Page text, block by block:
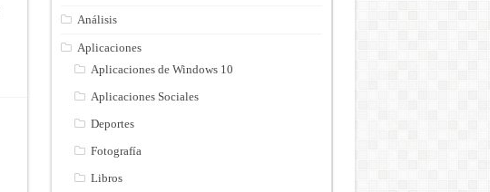
Análisis
Aplicaciones
Aplicaciones de Windows 10
Aplicaciones Sociales
Deportes
Fotografía
Libros